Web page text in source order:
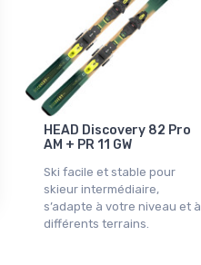
HEAD Discovery 82 Pro
AM + PR 11 GW
Ski facile et stable pour
skieur intermédiaire,
s’adapte à votre niveau et à
différents terrains.